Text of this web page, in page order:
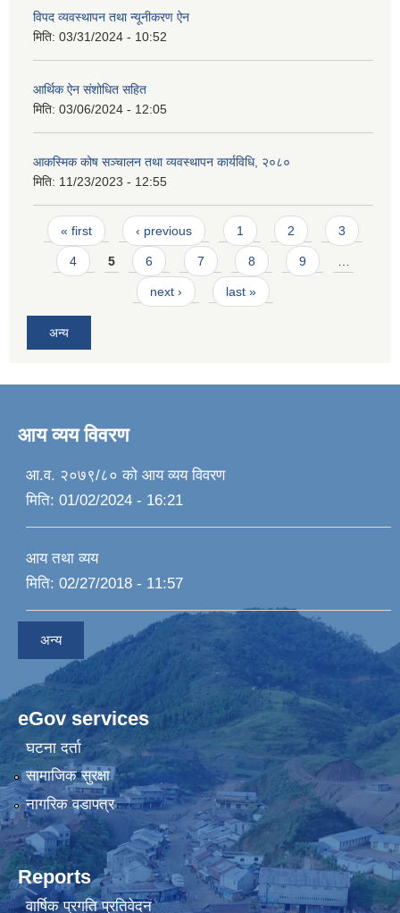
विपद व्यवस्थापन तथा न्यूनीकरण ऐन
मिति: 03/31/2024 - 10:52
आर्थिक ऐन संशोधित सहित
मिति: 03/06/2024 - 12:05
आकस्मिक कोष सञ्चालन तथा व्यवस्थापन कार्यविधि, २०८०
मिति: 11/23/2023 - 12:55
Pages
« first ‹ previous 1 2 3
4 5 6 7 8 9
next › last »
अन्य
आय व्यय विवरण
आ.व. २०७९/८० को आय व्यय विवरण
मिति: 01/02/2024 - 16:21
आय तथा व्यय
मिति: 02/27/2018 - 11:57
अन्य
eGov services
घटना दर्ता
सामाजिक सुरक्षा
नागरिक वडापत्र
Reports
वार्षिक प्रगति प्रतिवेदन